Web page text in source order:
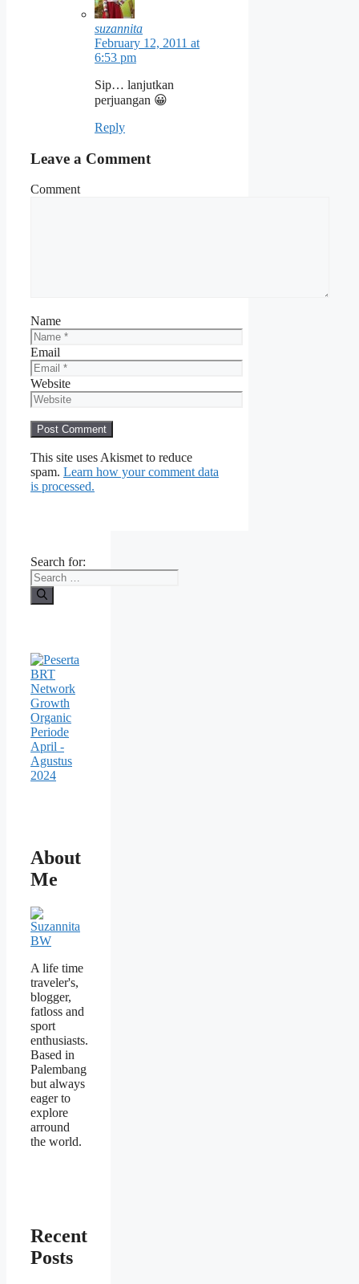
suzannita
February 12, 2011 at
6:53 pm
Sip… lanjutkan
perjuangan 😀
Reply
Leave a Comment
Comment
Name
Email
Website
This site uses Akismet to reduce
spam. Learn how your comment data
is processed.
Search for:
About
Me
A life time
traveler's,
blogger,
fatloss and
sport
enthusiasts.
Based in
Palembang
but always
eager to
explore
arround
the world.
Recent
Posts